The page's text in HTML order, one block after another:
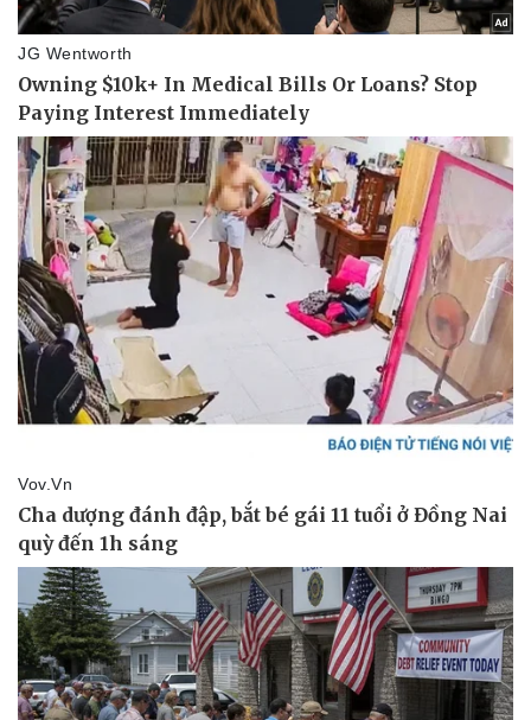
Kinh tế
Bất động sản
Khởi nghiệp
Thị trường
Giá vàng
Tiêu dùng
Tỷ giá
Chứng khoán